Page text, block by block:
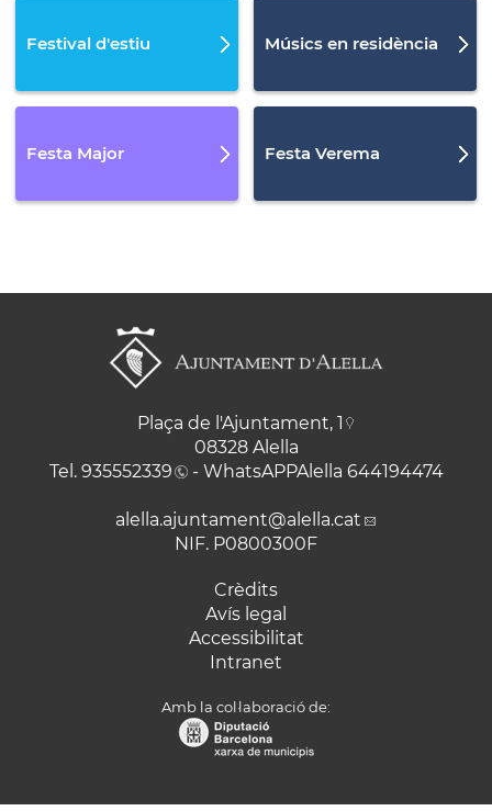
Festival d'estiu Músics en residència
Festa Major Festa Verema
Plaça de l'Ajuntament, 1
08328 Alella
Tel. 935552339 - WhatsAPPAlella 644194474
alella.ajuntament@alella.cat
NIF. P0800300F
Crèdits
Avís legal
Accessibilitat
Intranet
Amb la col·laboració de: